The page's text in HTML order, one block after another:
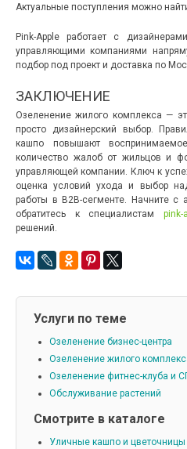
Актуальные поступления можно
Pink-Apple работает с
управляющими компаниями
подбор под проект и доставка по
ЗАКЛЮЧЕНИЕ
Озеленение жилого комплекса —
просто дизайнерский выбор.
кашпо повышают
количество жалоб от жильцов и
управляющей компании. Ключ к
оценка условий ухода и выбор
работы в B2B-сегменте. Начните с
обратитесь к специалистам pink-
решений.
Услуги по теме
Озеленение бизнес-центра
Озеленение жилого
Озеленение фитнес-клуба и
Обслуживание растений
Смотрите в каталоге
Уличные кашпо и цветочницы